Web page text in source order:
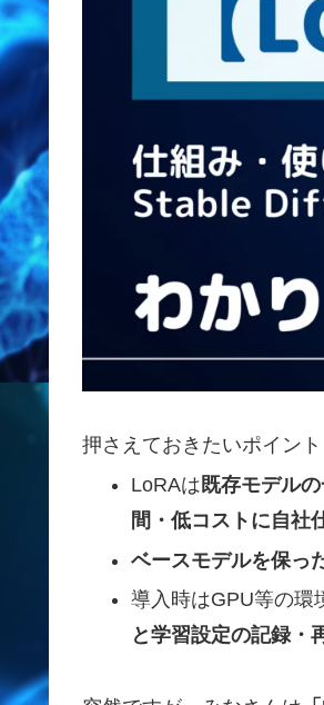
押さえておきたいポイント
LoRAは 既存モデル
間・低コストに自社
ベースモデルを保っ
導入時はGPU等の環
と学習設定の記録・